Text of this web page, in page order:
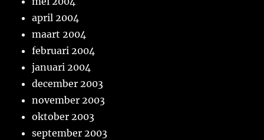
april 2004
maart 2004
februari 2004
januari 2004
december 2003
november 2003
oktober 2003
september 2003